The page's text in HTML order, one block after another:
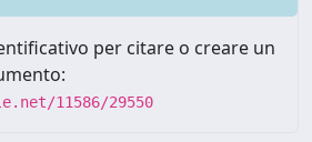
per citare o creare un
11586/29550